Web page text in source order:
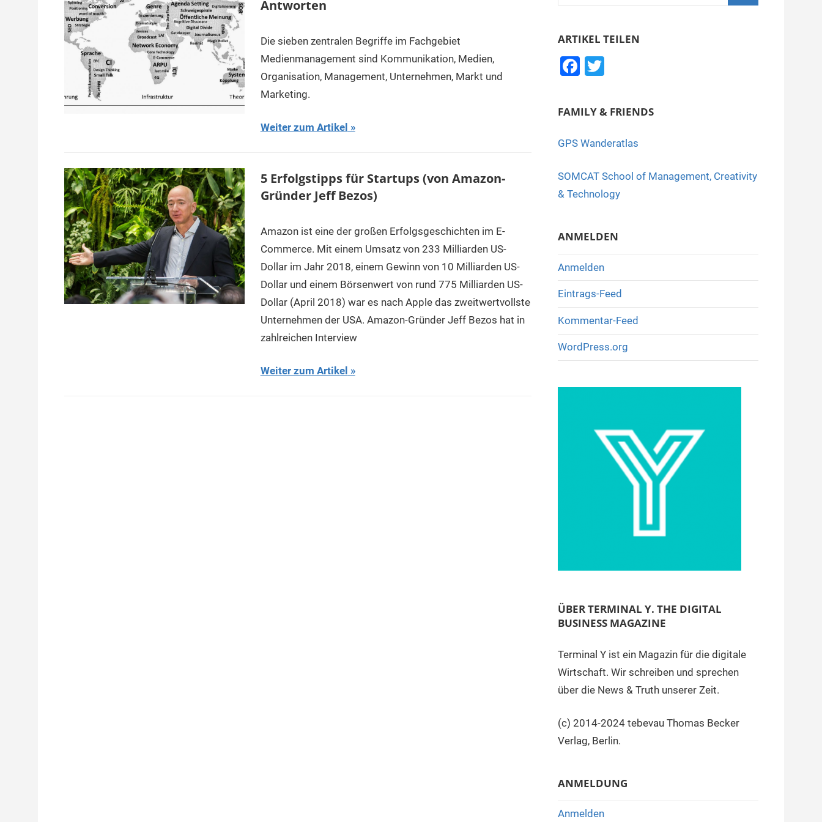
Antworten
Die sieben zentralen Begriffe im Fachgebiet
Medienmanagement sind Kommunikation, Medien,
Organisation, Management, Unternehmen, Markt und
Marketing.
Weiter zum Artikel
5 Erfolgstipps für Startups (von Amazon-
Gründer Jeff Bezos)
Amazon ist eine der großen Erfolgsgeschichten im E-
Commerce. Mit einem Umsatz von 233 Milliarden US-
Dollar im Jahr 2018, einem Gewinn von 10 Milliarden US-
Dollar und einem Börsenwert von rund 775 Milliarden US-
Dollar (April 2018) war es nach Apple das zweitwertvollste
Unternehmen der USA. Amazon-Gründer Jeff Bezos hat in
zahlreichen Interview
Weiter zum Artikel
ARTIKEL TEILEN
F
c
b
o
k
T
tt
FAMILY & FRIENDS
GPS Wanderatlas
SOMCAT School of Management, Creativity
& Technology
ANMELDEN
Anmelden
Eintrags-Feed
Kommentar-Feed
WordPress.org
ÜBER TERMINAL Y. THE DIGITAL
BUSINESS MAGAZINE
Terminal Y ist ein Magazin für die digitale
Wirtschaft. Wir schreiben und sprechen
über die News & Truth unserer Zeit.
(c) 2014-2024 tebevau Thomas Becker
Verlag, Berlin.
ANMELDUNG
Anmelden